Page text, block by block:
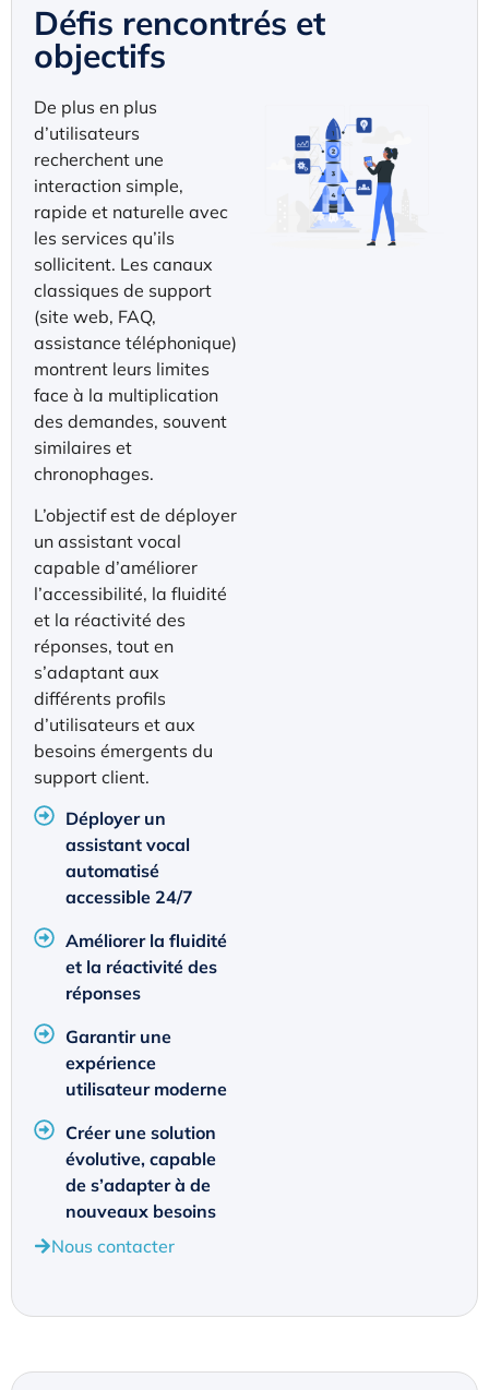
Défis rencontrés et
objectifs
De plus en plus
d’utilisateurs
recherchent une
interaction simple,
rapide et naturelle avec
les services qu’ils
sollicitent. Les canaux
classiques de support
(site web, FAQ,
assistance téléphonique)
montrent leurs limites
face à la multiplication
des demandes, souvent
similaires et
chronophages.
L’objectif est de déployer
un assistant vocal
capable d’améliorer
l’accessibilité, la fluidité
et la réactivité des
réponses, tout en
s’adaptant aux
différents profils
d’utilisateurs et aux
besoins émergents du
support client.
Déployer un
assistant vocal
automatisé
accessible 24/7
Améliorer la fluidité
et la réactivité des
réponses
Garantir une
expérience
utilisateur moderne
Créer une solution
évolutive, capable
de s’adapter à de
nouveaux besoins
Nous contacter